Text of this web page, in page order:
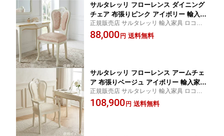
サルタレッリ フローレンス ダイニング
チェア 布張りピンク アイボリー 輸入家
具 白家具 イタリア製 プリンセス 姫系
おしゃれ エレガント アンティーク クラ
正規販売店 サルタレッリ 輸入家具 ロココ
白家具 猫脚 猫足 イタリア クラシック アン
ティーク スタイル 家具
88,000円 送料無料
サルタレッリ フローレンス アームチェ
ア 布張りベージュ アイボリー 輸入家具
白家具 イタリア製 プリンセス 姫系 お
しゃれ エレガント アンティーク クラシ
正規販売店 サルタレッリ 輸入家具 ロココ
白家具 猫脚 猫足 イタリア クラシック アン
ティーク スタイル 家具
108,900円 送料無料